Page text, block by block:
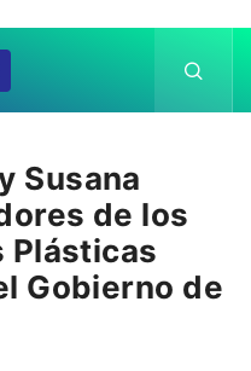
Susana
de los
Plásticas
Gobierno de